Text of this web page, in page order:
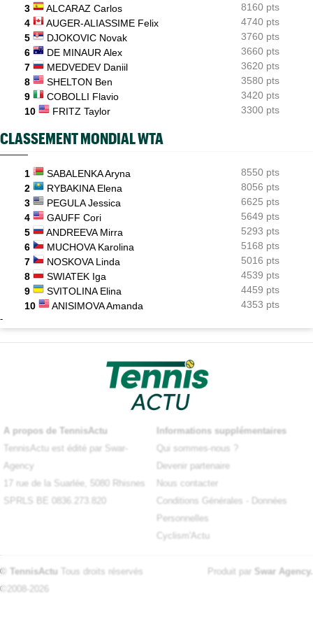
3
ALCARAZ Carlos
8160 pts
4
AUGER-ALIASSIME Felix
4740 pts
5
DJOKOVIC Novak
3760 pts
6
DE MINAUR Alex
3660 pts
7
MEDVEDEV Daniil
3620 pts
8
SHELTON Ben
3580 pts
9
COBOLLI Flavio
3420 pts
10
FRITZ Taylor 3300 pts
CLASSEMENT MONDIAL WTA
1 SABALENKA Aryna
8550 pts
2
RYBAKINA Elena
8056 pts
3
PEGULA Jessica
6625 pts
4
GAUFF Cori
5649 pts
5
ANDREEVA Mirra
5293 pts
6
MUCHOVA Karolina
5168 pts
7
NOSKOVA Linda
5016 pts
8
SWIATEK Iga
4539 pts
9
SVITOLINA Elina
4459 pts
10
ANISIMOVA Amanda 4353 pts
-
A propos de TennisActu
TennisActu est édité par Swar-
Agency
17 rue de la Suarlée, 5080 Rhisnes
SPRLS BE 0836.273.820
Informations supplémentaires
Qui sommes-nous ?
Devenir partenaire
Nous contacter
Conditions Générales
Données
Personnelles
Cyclism'Actu
© TennisActu Tous droits réservés
©2008-2026
Produit par Swar Agency.